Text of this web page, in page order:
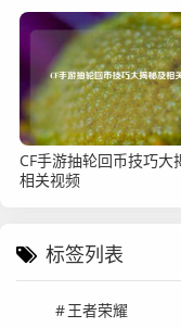
CF手游抽轮回币技巧大
相关视频
标签列表
王者荣耀